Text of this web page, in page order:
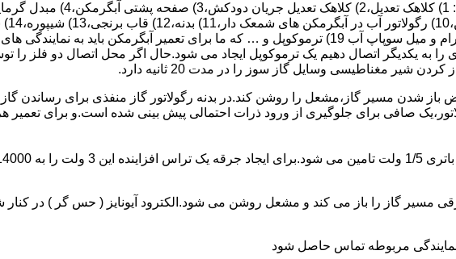
به یکدیگر اتصال دهیم یک ترموکوپل ایجاد می شود.حال اگر محل اتصال دو فلز را
شدن مسیر گاز،مشعل را روشن کند.در بدنه رگولاتور گاز منفذی برای رساندن
صافی برای جلوگیری از ورود ذرات احتمالی پیش بینی شده است.و برای تعمیر هر
گاز را باز می کند و مشعل روشن می شود.الکترود آیونایز ( حس گر ) در کنار
مربوطه تماس حاصل شود